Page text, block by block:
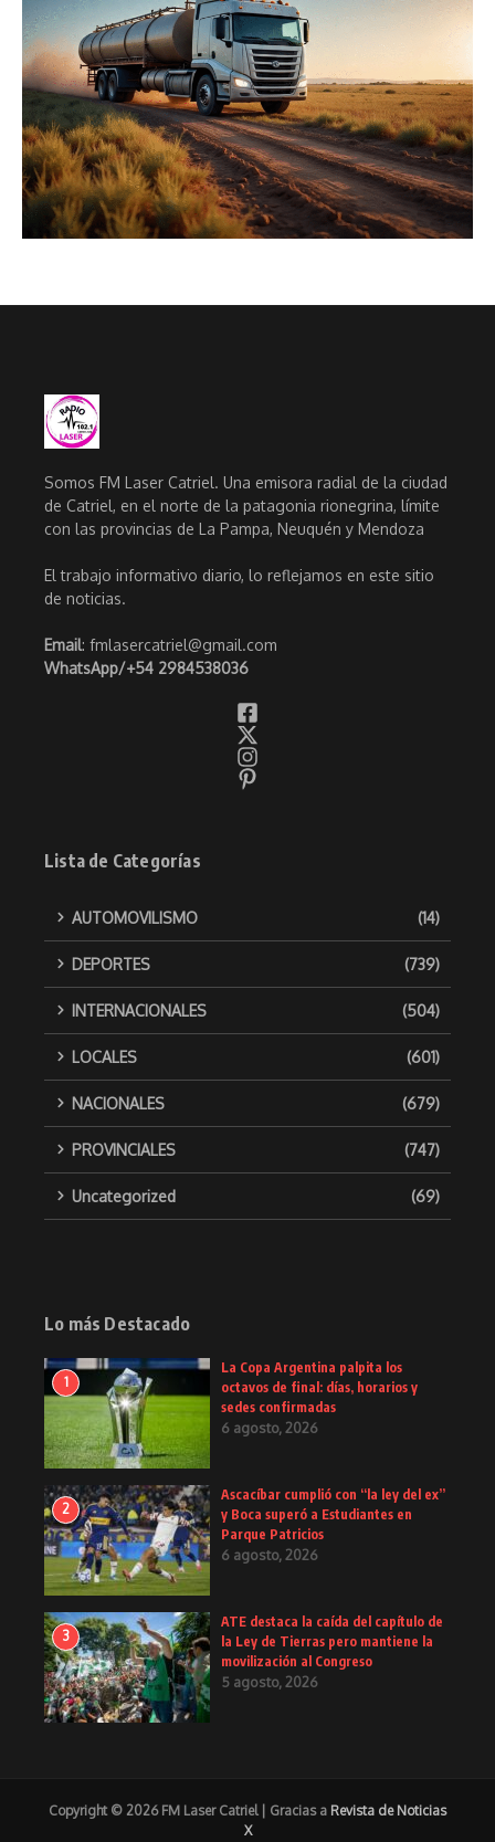
Somos FM Laser Catriel. Una emisora radial de la ciudad
de Catriel, en el norte de la patagonia rionegrina, límite
con las provincias de La Pampa, Neuquén y Mendoza
El trabajo informativo diario, lo reflejamos en este sitio
de noticias.
Email: fmlasercatriel@gmail.com
WhatsApp/+54 2984538036
Lista de Categorías
AUTOMOVILISMO (14)
DEPORTES (739)
INTERNACIONALES (504)
LOCALES (601)
NACIONALES (679)
PROVINCIALES (747)
Uncategorized (69)
Lo más Destacado
1
La Copa Argentina palpita los
octavos de final: días, horarios y
sedes confirmadas
6 agosto, 2026
2
Ascacíbar cumplió con “la ley del ex”
y Boca superó a Estudiantes en
Parque Patricios
6 agosto, 2026
3
ATE destaca la caída del capítulo de
la Ley de Tierras pero mantiene la
movilización al Congreso
5 agosto, 2026
Copyright © 2026 FM Laser Catriel | Gracias a Revista de Noticias
X